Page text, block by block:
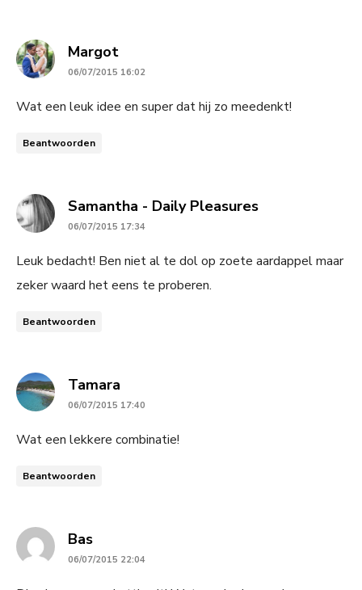
Margotsays:
06/07/2015 16:02
Wat een leuk idee en super dat hij zo meedenkt!
Beantwoorden
Samantha - Daily Pleasuressays:
06/07/2015 17:34
Leuk bedacht! Ben niet al te dol op zoete aardappel maar
zeker waard het eens te proberen.
Beantwoorden
Tamara
06/07/2015 17:40
Wat een lekkere combinatie!
Beantwoorden
Bassays:
06/07/2015 22:04